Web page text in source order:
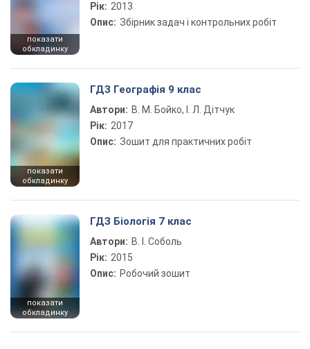
показати
обкладинку
Рік: 2013
Опис: Збірник задач і контрольних робіт
показати
обкладинку
ГДЗ Географія 9 клас
Автори: В. М. Бойко, І. Л. Дітчук
Рік: 2017
Опис: Зошит для практичних робіт
показати
обкладинку
ГДЗ Біологія 7 клас
Автори: В. І. Соболь
Рік: 2015
Опис: Робочий зошит